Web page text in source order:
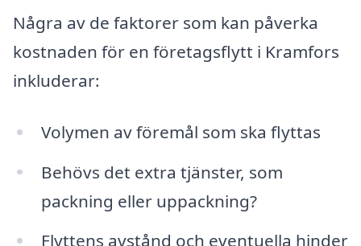
Några av de faktorer som kan påverka
kostnaden för en företagsflytt i Kramfors
inkluderar:
Volymen av föremål som ska flyttas
Behövs det extra tjänster, som
packning eller uppackning?
Flyttens avstånd och eventuella hinder